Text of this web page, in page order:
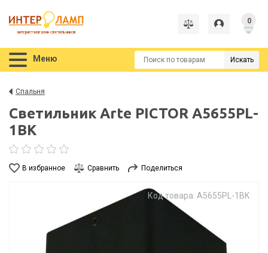
интернет-магазин светильников
0
Меню Искать
Спальня
Светильник Arte PICTOR A5655PL-
1BK
В избранное Сравнить Поделиться
Код товара: A5655PL-1BK